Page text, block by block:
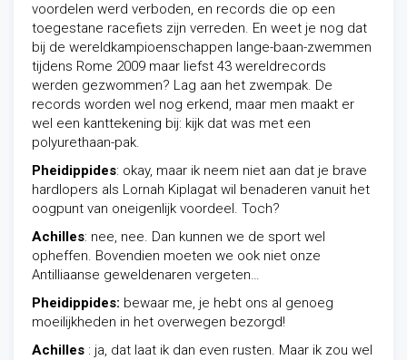
voordelen werd verboden, en records die op een
toegestane racefiets zijn verreden. En weet je nog dat
bij de wereldkampioenschappen lange-baan-zwemmen
tijdens Rome 2009 maar liefst 43 wereldrecords
werden gezwommen? Lag aan het zwempak. De
records worden wel nog erkend, maar men maakt er
wel een kanttekening bij: kijk dat was met een
polyurethaan-pak.
Pheidippides: okay, maar ik neem niet aan dat je brave
hardlopers als Lornah Kiplagat wil benaderen vanuit het
oogpunt van oneigenlijk voordeel. Toch?
Achilles: nee, nee. Dan kunnen we de sport wel
opheffen. Bovendien moeten we ook niet onze
Antilliaanse geweldenaren vergeten…
Pheidippides: bewaar me, je hebt ons al genoeg
moeilijkheden in het overwegen bezorgd!
Achilles : ja, dat laat ik dan even rusten. Maar ik zou wel